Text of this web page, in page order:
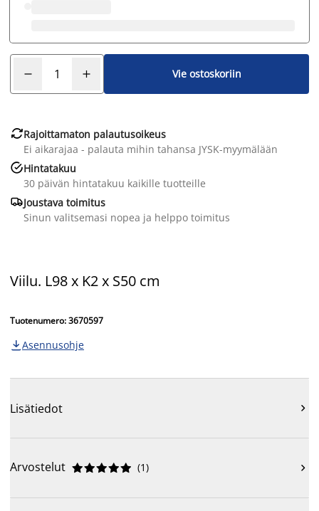
Vie ostoskoriin
Rajoittamaton palautusoikeus
Ei aikarajaa - palauta mihin tahansa JYSK-myymälään
Hintatakuu
30 päivän hintatakuu kaikille tuotteille
Joustava toimitus
Sinun valitsemasi nopea ja helppo toimitus
Viilu. L98 x K2 x S50 cm
Tuotenumero: 3670597
 Asennusohje
Lisätiedot 
Arvostelut 




 (1) 